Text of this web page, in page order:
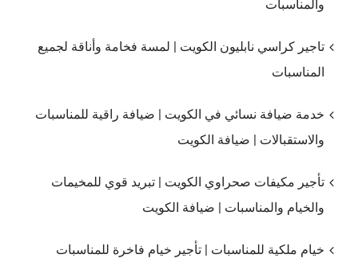
والمناسبات
تاجير كراسي نابليون الكويت | لمسة فخامة وأناقة لجميع
المناسبات
خدمة ضيافة نسائي في الكويت | ضيافة راقية للمناسبات
والاستقبالات | ضيافة الكويت
تأجير مكيفات صحراوي الكويت | تبريد قوي للمخيمات
والخيام والمناسبات | ضيافة الكويت
خيام ملكية للمناسبات | تأجير خيام فاخرة للمناسبات